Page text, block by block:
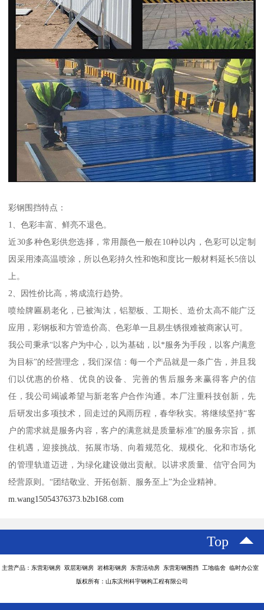
彩钢围挡特点：
1、色彩丰富、鲜亮不退色。
近30多种色彩供您选择，常用颜色一般在10种以内，色彩可以定制
因采用漆高温喷涂，所以色彩持久性和饱和度比一般材料延长5倍以
上。
2、因性价比高，将成流行趋势。
喷绘牌匾易老化，已被淘汰，铝塑板、工期长、造价太高不能广泛
应用，彩钢板和方管造价高、色彩单一且易生锈很难被商家认可。
我公司秉承“以客户为中心，以为基础，以*服务为手段，以客户满意
为目标”的经营理念，我们深信：每一个产品就是一条广告，并且我
们以优惠的价格、优良的设备、完善的售后服务来赢得客户的信
任，我公司竭诚希望与新老客户合作沟通。本厂注重科技创新，先
后研发出多项技术，回走过的风雨历程，春华秋实。将继续坚持“客
户的需求就是服务内容，客户的满意就是质量标准”的服务宗旨，抓
住机遇，迎接挑战、拓展市场、向着规范化、规模化、化和市场化
的管理轨道迈进，为绿化建设做出贡献。以讲求质量、信守合同为
经营原则。“团结敬业、开拓创新、服务至上”为企业精神。
m.wang15054376373.b2b168.com
Top
主营产品：东营彩钢房 双层彩钢房 岩棉彩钢房 东营活动房 东营彩钢围挡 工地临舍 临时办公室
版权所有：山东滨州科宇钢构工程有限公司